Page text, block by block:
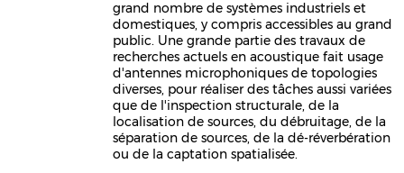
grand nombre de systèmes industriels et
domestiques, y compris accessibles au grand
public. Une grande partie des travaux de
recherches actuels en acoustique fait usage
d'antennes microphoniques de topologies
diverses, pour réaliser des tâches aussi variées
que de l'inspection structurale, de la
localisation de sources, du débruitage, de la
séparation de sources, de la dé-réverbération
ou de la captation spatialisée.